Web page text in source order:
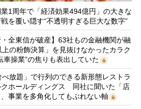
1周年で「経済効果494億円」の大きな
を覆い隠す“不透明すぎる巨大な数字”
・全東信が破産】63社もの金融機関が融
の粉飾決算」を見抜けなかったカラク
操業”の焦りも表出していた
べ放題」で行列のできる新形態レストラ
クホールディングス 同社に聞いた「店
事業を多角化してもぶれない軸